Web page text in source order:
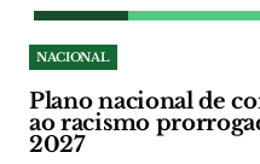
NACIONAL
Plano nacional de
ao racismo
2027